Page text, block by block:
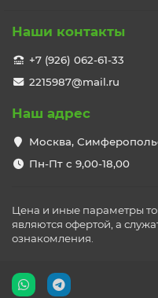
Наши контакты
+7 (926) 062-61-33
2215987@mail.ru
Наш адрес
Москва,
Пн-Пт с 9,00-18,00
Цена и иные параметры
являются офертой, а
ознакомления.